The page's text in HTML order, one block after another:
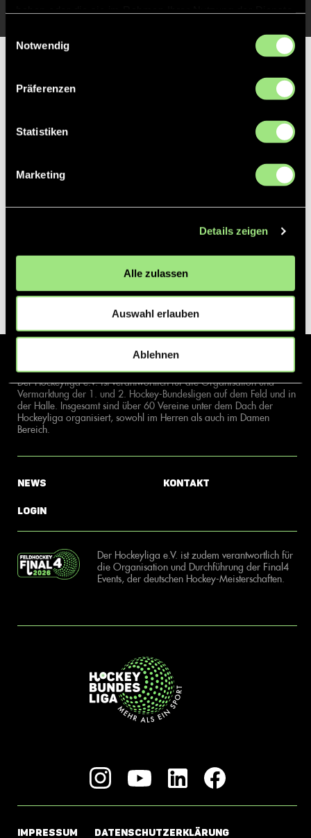
Notwendig
Präferenzen
Statistiken
Marketing
Details zeigen
Alle zulassen
Auswahl erlauben
Ablehnen
Der Hockeyliga e.V. ist verantwortlich für die Organisation und
Vermarktung der 1. und 2. Hockey-Bundesligen auf dem Feld und in
der Halle. Insgesamt sind über 60 Vereine unter dem Dach der
Hockeyliga organisiert, sowohl im Herren als auch im Damen
Bereich.
News
Login
Kontakt
Der Hockeyliga e.V. ist zudem verantwortlich für
die Organisation und Durchführung der Final4
Events, der deutschen Hockey-Meisterschaften.
IMPRESSUM DATENSCHUTZERKLÄRUNG